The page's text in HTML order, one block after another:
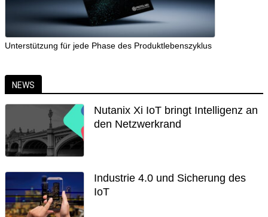
Unterstützung für jede Phase des Produktlebenszyklus
NEWS
Nutanix Xi IoT bringt Intelligenz an
den Netzwerkrand
Industrie 4.0 und Sicherung des
IoT